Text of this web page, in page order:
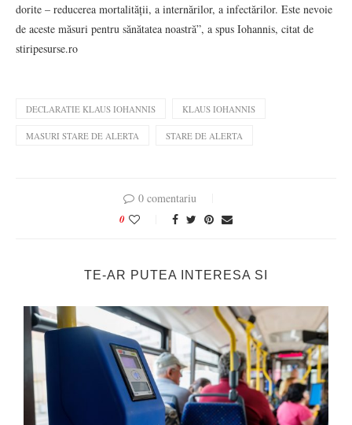
dorite – reducerea mortalității, a internărilor, a infectărilor. Este nevoie
de aceste măsuri pentru sănătatea noastră”, a spus Iohannis, citat de
stiripesurse.ro
DECLARATIE KLAUS IOHANNIS KLAUS IOHANNIS
MASURI STARE DE ALERTA STARE DE ALERTA
0 comentariu
0
TE-AR PUTEA INTERESA SI